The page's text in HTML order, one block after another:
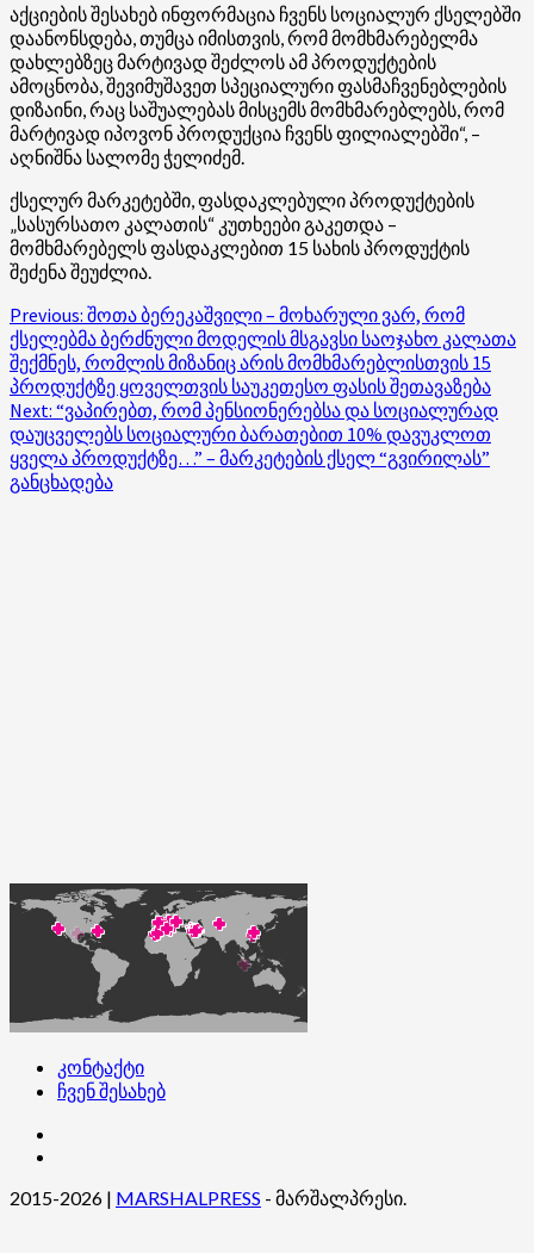
აქციების შესახებ ინფორმაცია ჩვენს სოციალურ ქსელებში
დაანონსდება, თუმცა იმისთვის, რომ მომხმარებელმა
დახლებზეც მარტივად შეძლოს ამ პროდუქტების
ამოცნობა, შევიმუშავეთ სპეციალური ფასმაჩვენებლების
დიზაინი, რაც საშუალებას მისცემს მომხმარებლებს, რომ
მარტივად იპოვონ პროდუქცია ჩვენს ფილიალებში“, –
აღნიშნა სალომე ჭელიძემ.
ქსელურ მარკეტებში, ფასდაკლებული პროდუქტების
„სასურსათო კალათის“ კუთხეები გაკეთდა –
მომხმარებელს ფასდაკლებით 15 სახის პროდუქტის
შეძენა შეუძლია.
Post
navigation
Previous: შოთა ბერეკაშვილი – მოხარული ვარ, რომ
ქსელებმა ბერძნული მოდელის მსგავსი საოჯახო კალათა
შექმნეს, რომლის მიზანიც არის მომხმარებლისთვის 15
პროდუქტზე ყოველთვის საუკეთესო ფასის შეთავაზება
Next: “ვაპირებთ, რომ პენსიონერებსა და სოციალურად
დაუცველებს სოციალური ბარათებით 10% დავუკლოთ
ყველა პროდუქტზე…” – მარკეტების ქსელ “გვირილას”
განცხადება
კონტაქტი
ჩვენ შესახებ
2015-2026 | MARSHALPRESS - მარშალპრესი.